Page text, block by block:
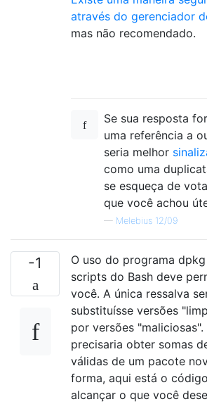
através do gerenciador
mas não recomendado.
Se sua resposta
uma referência a
seria melhor
como uma
se esqueça de
que você achou
— Melebius 12/09
-1
O uso do programa
scripts do Bash deve
você. A única ressalva
substituísse versões
por versões
precisaria obter somas
válidas de um pacote
forma, aqui está o
alcançar o que você